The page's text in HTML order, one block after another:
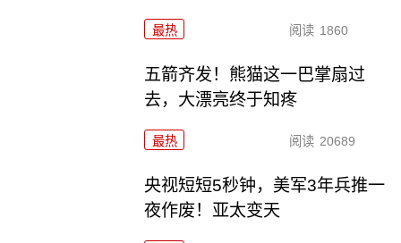
最热 阅读 1860
五箭齐发！熊猫这一巴掌扇过
去，大漂亮终于知疼
最热 阅读 20689
央视短短5秒钟，美军3年兵推一
夜作废！亚太变天